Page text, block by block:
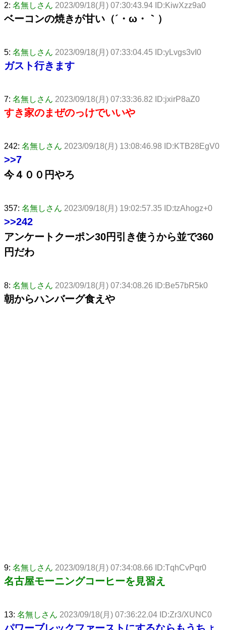
2: 名無しさん 2023/09/18(月) 07:30:43.94 ID:KiwXzz9a0
ベーコンの焼きが甘い（´・ω・｀）
5: 名無しさん 2023/09/18(月) 07:33:04.45 ID:yLvgs3vI0
ガスト行きます
7: 名無しさん 2023/09/18(月) 07:33:36.82 ID:jxirP8aZ0
すき家のまぜのっけでいいや
242: 名無しさん 2023/09/18(月) 13:08:46.98 ID:KTB28EgV0
>>7
今４００円やろ
357: 名無しさん 2023/09/18(月) 19:02:57.35 ID:tzAhogz+0
>>242
アンケートクーポン30円引き使うから並で360
円だわ
8: 名無しさん 2023/09/18(月) 07:34:08.26 ID:Be57bR5k0
朝からハンバーグ食えや
9: 名無しさん 2023/09/18(月) 07:34:08.66 ID:TqhCvPqr0
名古屋モーニングコーヒーを見習え
13: 名無しさん 2023/09/18(月) 07:36:22.04 ID:Zr3/XUNC0